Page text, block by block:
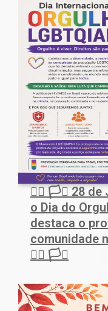
🏳️‍🌈 🏳️‍⚧️ 28 de
o Dia do
destaca o
comunidade
🏳️‍🌈 🏳️‍⚧️